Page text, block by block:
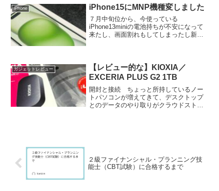
ます。開封 ちょっとiPadっぽい外
箱。 久々にシン...
iPhone iPhone15にMNP機種変しました
７月中旬位から、今使っている
iPhone13miniの電池持ちが不安になって
来たし、画面割れもしてしまったし新し
ガジェットレビュー
【レビュー的な】KIOXIA／
EXCERIA PLUS G2 1TB
開封と接続 ちょっと所持しているノー
トパソコンが増えてきて、デスクトップ
とのデータのやり取りがクラウドストレ
２級ファイナンシャル・プランニング技
能士（CBT試験）に合格するまで